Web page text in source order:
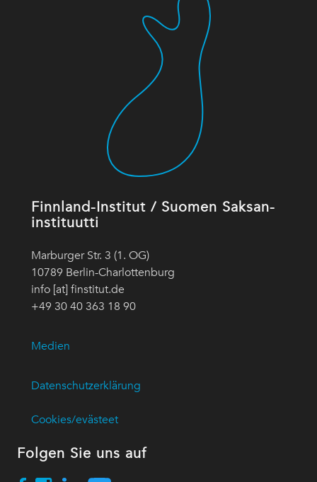
Finnland-Institut / Suomen Saksan-
instituutti
Marburger Str. 3 (1. OG)
10789 Berlin-Charlottenburg
info [at] finstitut.de
+49 30 40 363 18 90
Medien
Datenschutzerklärung
Cookies/evästeet
Folgen Sie uns auf